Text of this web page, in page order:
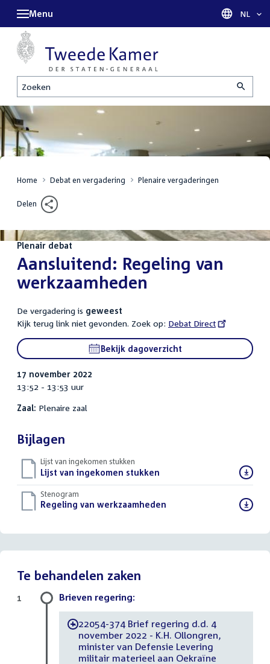
Zoeken
Menu Taal
NL
Home Debat en vergadering Plenaire vergaderingen
Delen
Plenair debat
Aansluitend: Regeling van
werkzaamheden
De vergadering is geweest
Kijk terug link niet gevonden. Zoek op: External
link:
Debat Direct
Bekijk dagoverzicht
17 november 2022
13:52 - 13:53 uur
Zaal: Plenaire zaal
Bijlagen
Lijst van ingekomen stukken
Download
bestand:
Lijst van ingekomen stukken
Stenogram
Download
Regeling van werkzaamheden
Te behandelen zaken
Brieven regering:
-22054-374 Brief regering d.d. 4
november 2022 - K.H. Ollongren,
minister van Defensie Levering
militair materieel aan Oekraïne
1